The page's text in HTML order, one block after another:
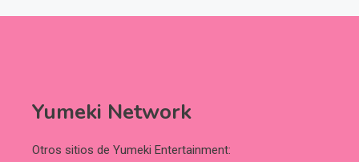
Yumeki Network
Otros sitios de Yumeki Entertainment: